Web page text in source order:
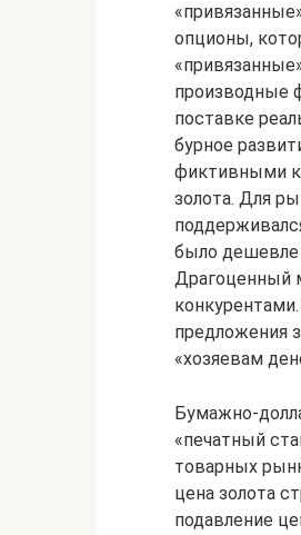
опционы,
производные
поставке
бурное
фиктивными
золота. Для
было дешевле
Драгоценный
предложения
«хозяевам
Бумажно-
«печатный
товарных
цена золота
подавление